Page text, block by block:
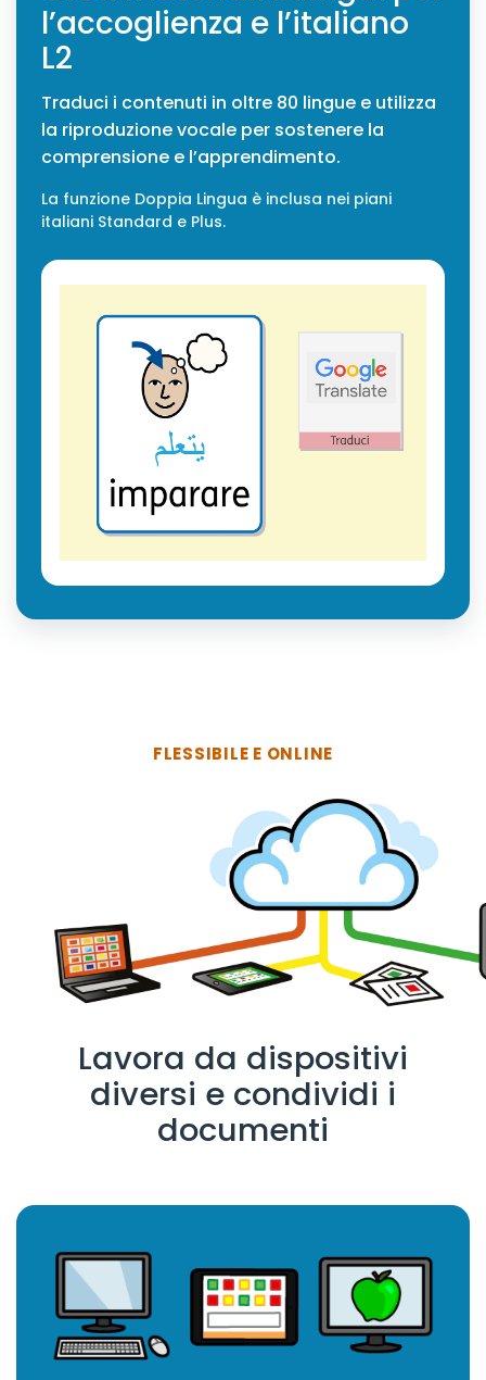
l’accoglienza e l’italiano
L2
Traduci i contenuti in oltre 80 lingue e utilizza
la riproduzione vocale per sostenere la
comprensione e l’apprendimento.
La funzione Doppia Lingua è inclusa nei piani
italiani Standard e Plus.
FLESSIBILE E ONLINE
Lavora da dispositivi
diversi e condividi i
documenti